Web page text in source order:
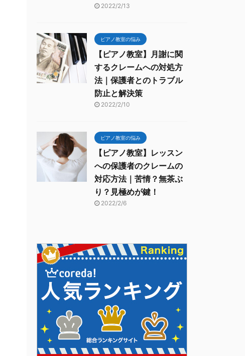
2022/2/13
ピアノ教室の悩み
【ピアノ教室】月謝に関
するクレームへの対処方
法｜保護者とのトラブル
防止と解決策
2022/2/10
ピアノ教室の悩み
【ピアノ教室】レッスン
への保護者のクレームの
対応方法｜苦情？無茶ぶ
り？見極めが鍵！
2022/2/6